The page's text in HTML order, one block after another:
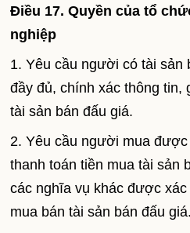
Điều 17. Quyền của tổ
nghiệp
1. Yêu cầu người có tài sản
đầy đủ, chính xác thông tin,
tài sản bán đấu giá.
2. Yêu cầu người mua
thanh toán tiền mua tài sản
các nghĩa vụ khác được
mua bán tài sản bán đấu giá.